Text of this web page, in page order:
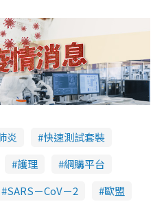
炎
快速測試套裝
護理
網購平台
SARS－CoV－2 歐盟